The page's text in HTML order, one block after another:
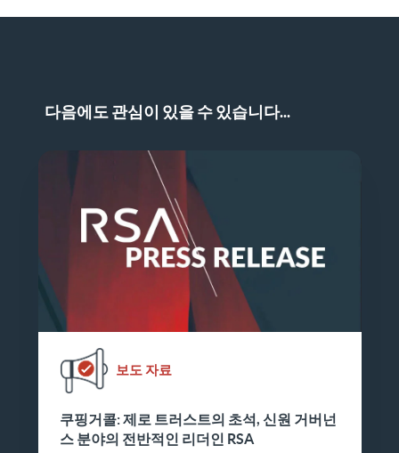
다음에도 관심이 있을 수 있습니다...
보도 자료
쿠핑거콜: 제로 트러스트의 초석, 신원 거버넌
스 분야의 전반적인 리더인 RSA